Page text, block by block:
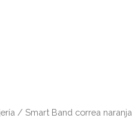
/ Smart Band correa naranja